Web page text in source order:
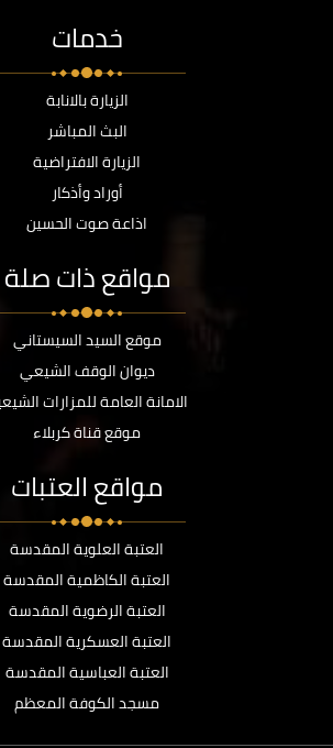
خدمات
الزيارة بالانابة
البث المباشر
الزيارة الافتراضية
أوراد وأذكار
اذاعة صوت الحسين
مواقع ذات صلة
موقع السيد السيستاني
ديوان الوقف الشيعي
الامانة العامة للمزارات
موقع قناة كربلاء
مواقع العتبات
العتبة العلوية المقدسة
العتبة الكاظمية المقدسة
العتبة الرضوية المقدسة
العتبة العسكرية المقدسة
العتبة العباسية المقدسة
مسجد الكوفة المعظم